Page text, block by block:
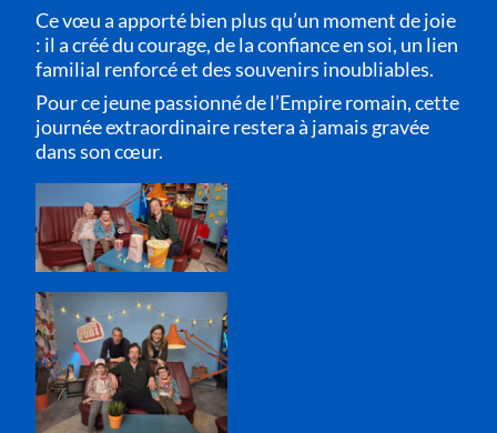
Ce vœu a apporté bien plus qu’un moment de joie
: il a créé du courage, de la confiance en soi, un lien
familial renforcé et des souvenirs inoubliables.
Pour ce jeune passionné de l’Empire romain, cette
journée extraordinaire restera à jamais gravée
dans son cœur.